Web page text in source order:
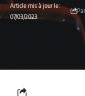
Article mis à jour le:
07/03/2023